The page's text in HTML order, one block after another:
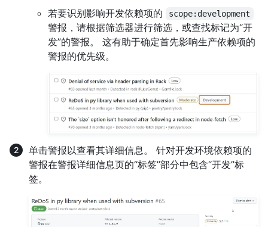
若要识别影响开发依赖项的
scope:development
警报，请根据筛选器进行筛选，或查找标记为“开
发”的警报。 这有助于确定首先影响生产依赖项的
警报的优先级。
单击警报以查看其详细信息。 针对开发环境依赖项的
警报在警报详细信息页的“标签”部分中包含“开发”标
签。